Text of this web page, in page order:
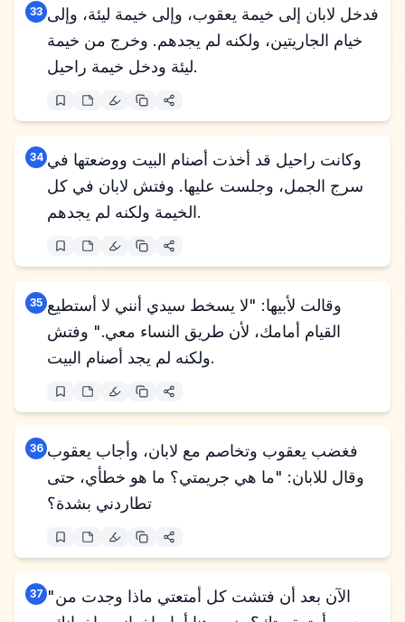
33 فدخل لابان إلى خيمة يعقوب، وإلى خيمة ليئة، وإلى
خيام الجاريتين، ولكنه لم يجدهم. وخرج من خيمة
ليئة ودخل خيمة راحيل.
34 وكانت راحيل قد أخذت أصنام البيت ووضعتها في
سرج الجمل، وجلست عليها. وفتش لابان في كل
الخيمة ولكنه لم يجدهم.
35 وقالت لأبيها: "لا يسخط سيدي أنني لا أستطيع
القيام أمامك، لأن طريق النساء معي." وفتش
ولكنه لم يجد أصنام البيت.
36 فغضب يعقوب وتخاصم مع لابان، وأجاب يعقوب
وقال للابان: "ما هي جريمتي؟ ما هو خطأي، حتى
تطاردني بشدة؟
37 "الآن بعد أن فتشت كل أمتعتي ماذا وجدت من